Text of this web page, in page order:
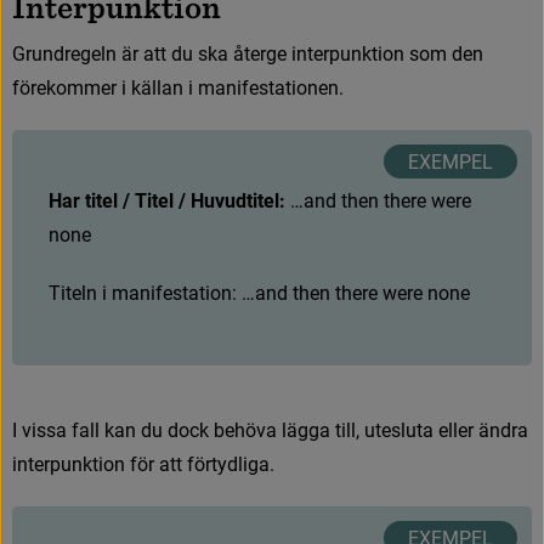
Grundregeln är att du ska återge interpunktion som den
förekommer i källan i manifestationen.
Har titel / Titel / Huvudtitel: …and then there were
none
Titeln i manifestation: …and then there were none
I vissa fall kan du dock behöva lägga till, utesluta eller ändra
interpunktion för att förtydliga.